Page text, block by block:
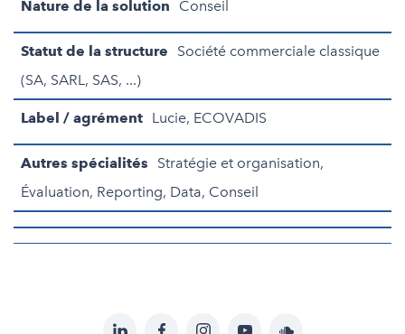
Nature de la solution Conseil
Statut de la structure
Société commerciale classique
(SA, SARL, SAS, ...)
Label / agrément Lucie, ECOVADIS
Autres spécialités
Stratégie et organisation,
Évaluation, Reporting, Data, Conseil
LinkedInFacebookInstagramYouTubeSoundcloud